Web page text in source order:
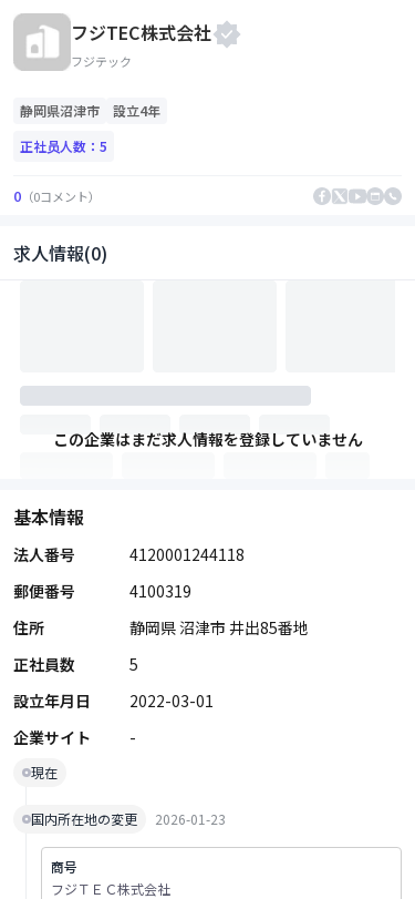
フジTEC株式会社
フジテック
静岡県沼津市
設立4年
正社员人数： 5
0 （0コメント）
求人情報(0)
この企業はまだ求人情報を登録していません
基本情報
法人番号
4120001244118
郵便番号
4100319
住所
静岡県 沼津市 井出85番地
正社員数
5
設立年月日
2022-03-01
企業サイト
-
現在
国内所在地の変更 2026-01-23
商号
フジＴＥＣ株式会社